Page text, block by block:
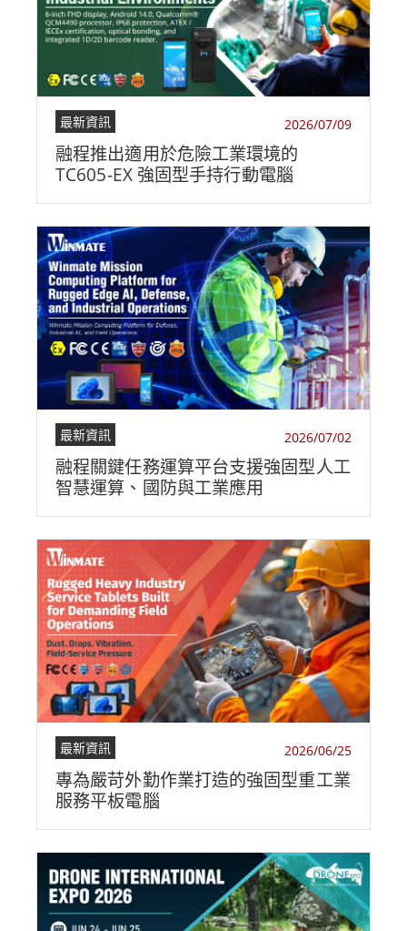
最新資訊 2026/07/09
融程推出適用於危險工業環境的
TC605-EX 強固型手持行動電腦
最新資訊 2026/07/02
融程關鍵任務運算平台支援強固型人工
智慧運算、國防與工業應用
最新資訊 2026/06/25
專為嚴苛外勤作業打造的強固型重工業
服務平板電腦